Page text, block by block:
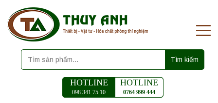
Tìm kiếm
HOTLINE
098 341 75 10
HOTLINE
0764 999 444